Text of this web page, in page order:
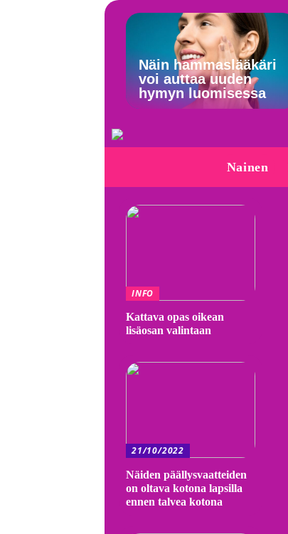
Näin hammaslääkäri
voi auttaa uuden
hymyn luomisessa
Nainen
INFO
Kattava opas oikean
lisäosan valintaan
21/10/2022
Näiden päällysvaatteiden
on oltava kotona lapsilla
ennen talvea kotona